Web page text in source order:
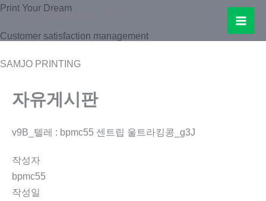
콘
츠
Samjo Printing Co. LTD.
Print Your Dream
Customer satisfaction management
SAMJO PRINTING
자유게시판
v9B_텔레 : bpmc55 센트립 울트라킹콩_g3J
작성자
bpmc55
작성일